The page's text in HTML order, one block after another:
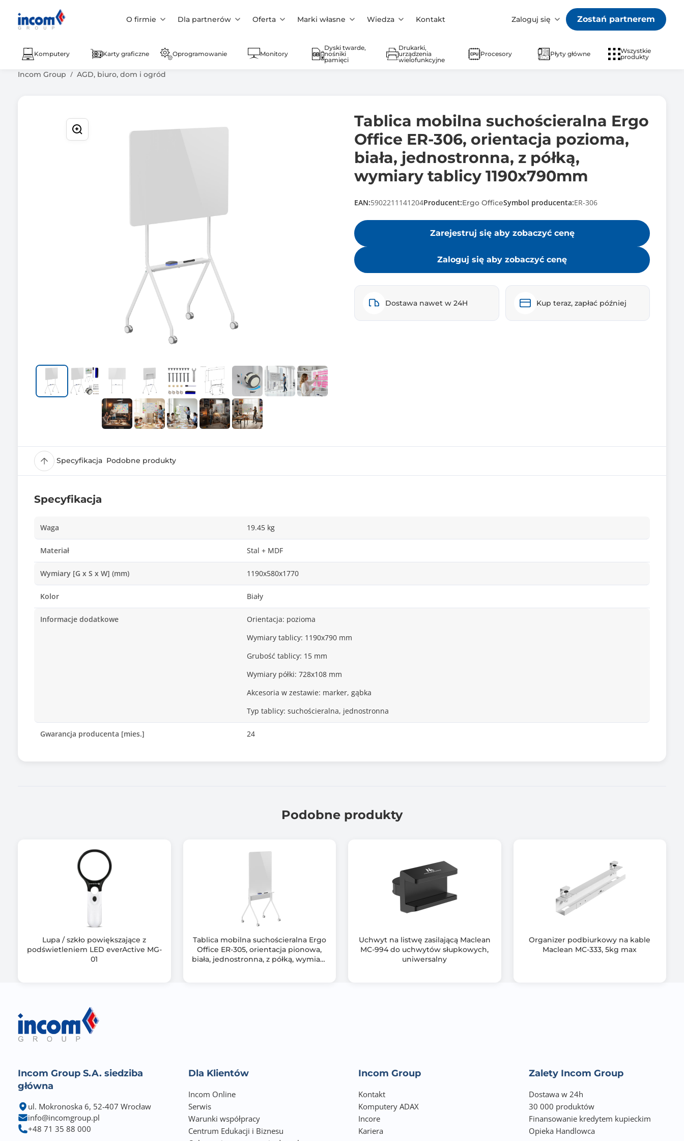
O firmie Dla partnerów Oferta Marki własne Wiedza Kontakt Zaloguj się Zostań partnerem
Komputery Karty graficzne Oprogramowanie Monitory
Dyski twarde,
nośniki
pamięci
Drukarki,
urządzenia
wielofunkcyjne
Procesory Płyty główne
Wszystkie
produkty
Incom Group AGD, biuro, dom i ogród
Tablica mobilna suchościeralna Ergo
Office ER-306, orientacja pozioma,
biała, jednostronna, z półką,
wymiary tablicy 1190x790mm
EAN:5902211141204Producent:Ergo OfficeSymbol producenta:ER-306
Zarejestruj się aby zobaczyć cenę
Zaloguj się aby zobaczyć cenę
Dostawa nawet w 24H Kup teraz, zapłać później
Specyfikacja Podobne produkty
Specyfikacja
Waga 19.45 kg
Materiał Stal + MDF
Wymiary [G x S x W] (mm) 1190x580x1770
Kolor Biały
Informacje dodatkowe
Orientacja: pozioma
Wymiary tablicy: 1190x790 mm
Grubość tablicy: 15 mm
Wymiary półki: 728x108 mm
Akcesoria w zestawie: marker, gąbka
Typ tablicy: suchościeralna, jednostronna
Gwarancja producenta [mies.] 24
Podobne produkty
Lupa / szkło powiększające z
podświetleniem LED everActive MG-
01
Tablica mobilna suchościeralna Ergo
Office ER-305, orientacja pionowa,
biała, jednostronna, z półką, wymiary
Uchwyt na listwę zasilającą Maclean
MC-994 do uchwytów słupkowych,
uniwersalny
Organizer podbiurkowy na kable
Maclean MC-333, 5kg max
Incom Group S.A. siedziba
główna
ul. Mokronoska 6, 52-407 Wrocław
info@incomgroup.pl
+48 71 35 88 000
Dla Klientów
Incom Online
Serwis
Warunki współpracy
Centrum Edukacji i Biznesu
Incom Group
Kontakt
Komputery ADAX
Incore
Kariera
Zalety Incom Group
Dostawa w 24h
30 000 produktów
Finansowanie kredytem kupieckim
Opieka Handlowca